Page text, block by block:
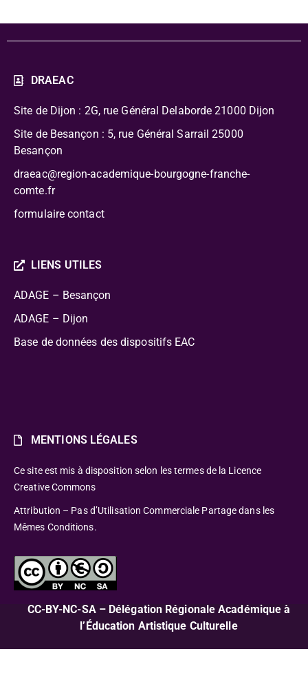
DRAEAC
Site de Dijon : 2G, rue Général Delaborde 21000 Dijon
Site de Besançon : 5, rue Général Sarrail 25000
Besançon
draeac@region-academique-bourgogne-franche-
comte.fr
formulaire contact
LIENS UTILES
ADAGE – Besançon
ADAGE – Dijon
Base de données des dispositifs EAC
MENTIONS LÉGALES
Ce site est mis à disposition selon les termes de la Licence
Creative Commons
Attribution – Pas d’Utilisation Commerciale Partage dans les
Mêmes Conditions.
CC-BY-NC-SA – Délégation Régionale Académique à
l’Éducation Artistique Culturelle